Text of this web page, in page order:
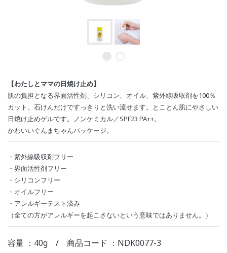
【わたしとママの日焼け止め】
肌の負担となる界面活性剤、シリコン、オイル、紫外線吸収剤を100％
カット。石けんだけですっきりと洗い流せます。とことん肌にやさしい
日焼け止めゲルです。ノンケミカル／SPF23 PA++。
かわいいぐんまちゃんパッケージ。
・紫外線吸収剤フリー
・界面活性剤フリー
・シリコンフリー
・オイルフリー
・アレルギーテスト済み
（全ての方がアレルギーを起こさないという意味ではありません。）
容量 ：40g / 商品コード ：NDK0077-3